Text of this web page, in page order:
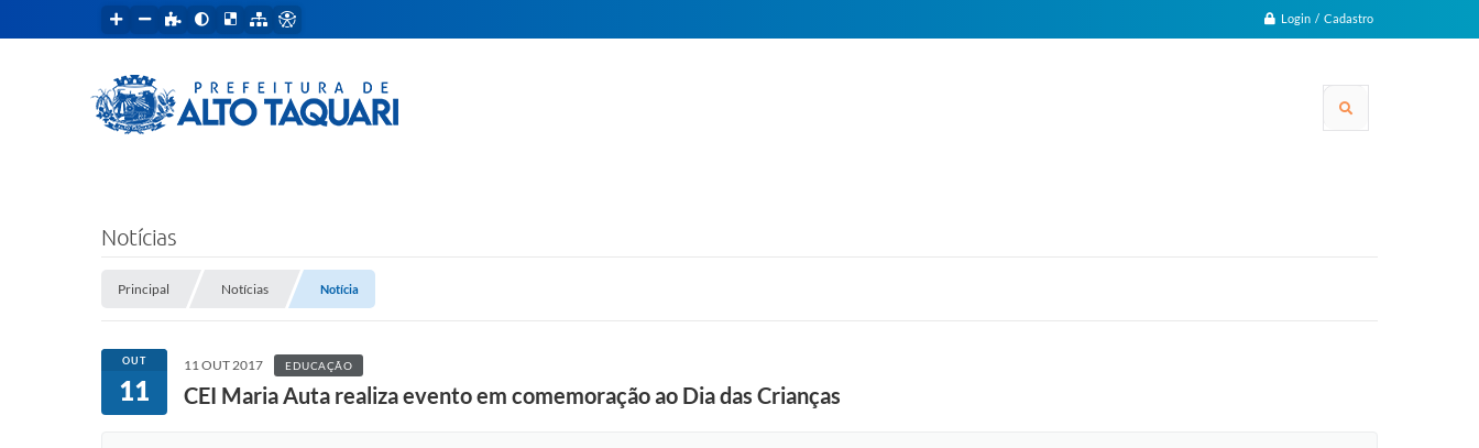
Login / Cadastro
Notícias
Principal Notícias Notícia
OUT
11
11 OUT 2017 EDUCAÇÃO
CEI Maria Auta realiza evento em comemoração ao Dia das Crianças